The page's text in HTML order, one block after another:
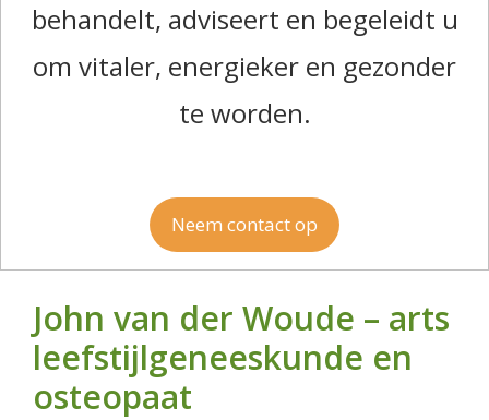
behandelt, adviseert en begeleidt u
om vitaler, energieker en gezonder
te worden.
Neem contact op
John van der Woude – arts
leefstijlgeneeskunde en
osteopaat